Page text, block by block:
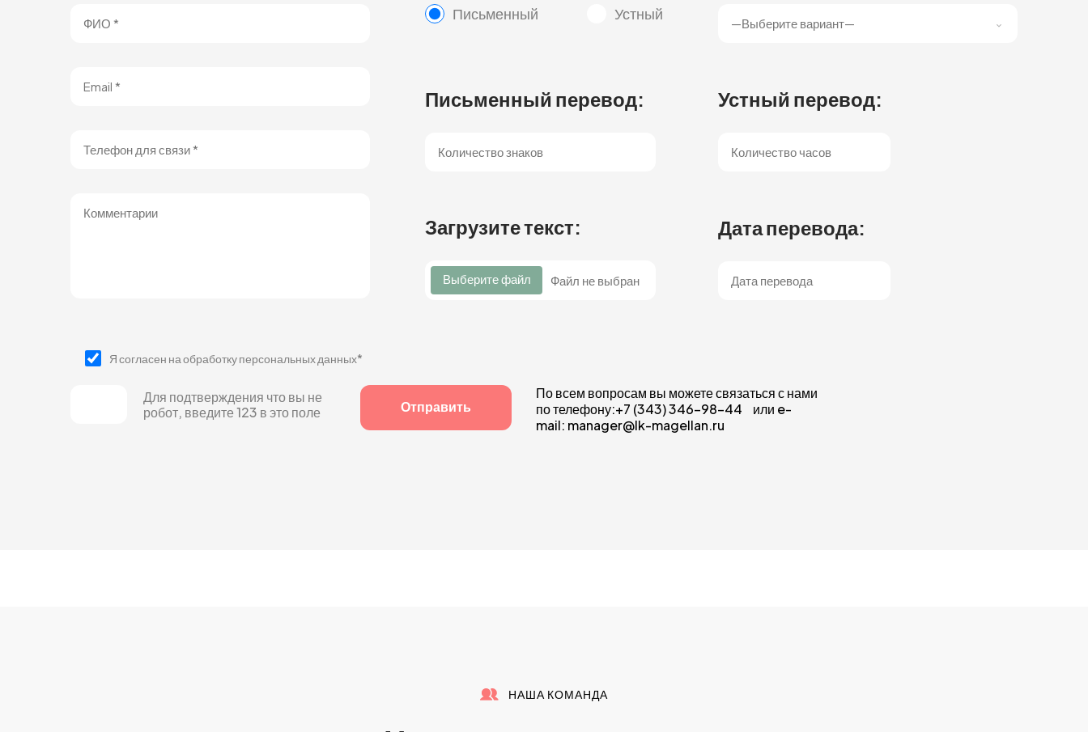
Письменный Устный
Письменный перевод:
Загрузите текст:
Выберите файл Файл не выбран
Устный перевод:
Дата перевода:
Я согласен на обработку персональных данных*
Для подтверждения что вы не
робот, введите 123 в это поле
По всем вопросам вы можете связаться с нами
по телефону:+7 (343) 346-98-44 или e-
mail: manager@lk-magellan.ru
НАША КОМАНДА